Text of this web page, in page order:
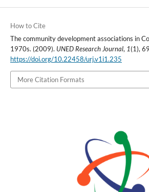
How to Cite
The community development associations in
1970s. (2009). UNED Research Journal, 1(1),
https://doi.org/10.22458/urj.v1i1.235
More Citation Formats